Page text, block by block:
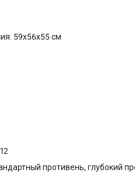
59х56х55 см
противень, глубокий